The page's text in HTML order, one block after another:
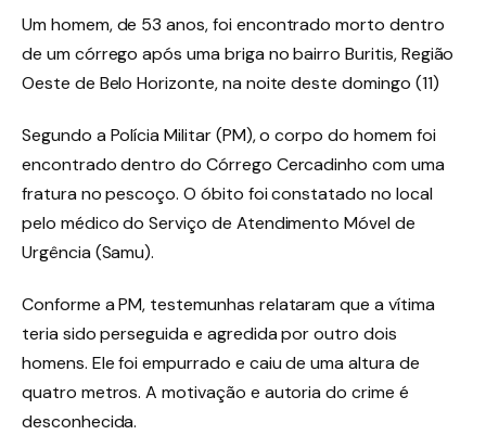
Um homem, de 53 anos, foi encontrado morto dentro
de um córrego após uma briga no bairro Buritis, Região
Oeste de Belo Horizonte, na noite deste domingo (11)
Segundo a Polícia Militar (PM), o corpo do homem foi
encontrado dentro do Córrego Cercadinho com uma
fratura no pescoço. O óbito foi constatado no local
pelo médico do Serviço de Atendimento Móvel de
Urgência (Samu).
Conforme a PM, testemunhas relataram que a vítima
teria sido perseguida e agredida por outro dois
homens. Ele foi empurrado e caiu de uma altura de
quatro metros. A motivação e autoria do crime é
desconhecida.